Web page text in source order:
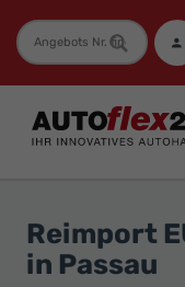
Fahrzeugnummer
Autoflex24
GmbH
Neuwagen
Jahreswagen
Reimport
in Passau